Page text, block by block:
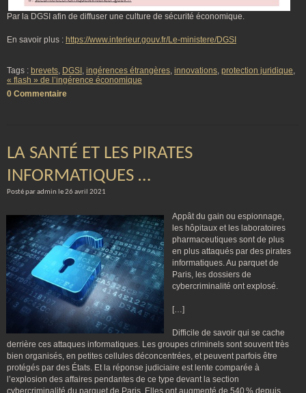
Par la DGSI afin de diffuser une culture de sécurité économique.
En savoir plus : https://www.interieur.gouv.fr/Le-ministere/DGSI
Tags : brevets, DGSI , ingérences étrangères, innovations, protection juridique,
« flash » de l’ingérence économique
0 Commentaire
LA SANTÉ ET LES PIRATES
INFORMATIQUES …
Posté par admin le 26 avril 2021
Appât du gain ou espionnage,
les hôpitaux et les laboratoires
pharmaceutiques sont de plus
en plus attaqués par des pirates
informatiques. Au parquet de
Paris, les dossiers de
cybercriminalité ont explosé.
[…]
Difficile de savoir qui se cache
derrière ces attaques informatiques. Les groupes criminels sont souvent très
bien organisés, en petites cellules déconcentrées, et peuvent parfois être
protégés par des États. Et la réponse judiciaire est lente comparée à
l’explosion des affaires pendantes de ce type devant la section
cybercriminalité du parquet de Paris. Elles ont augmenté de 540 % depuis